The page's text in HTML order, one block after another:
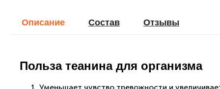
Описание Cостав Отзывы
Польза теанина для организма